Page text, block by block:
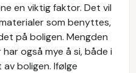
en viktig faktor. Det vil
som benyttes,
på boligen. Mengden
også mye å si, både i
boligen. Ifølge